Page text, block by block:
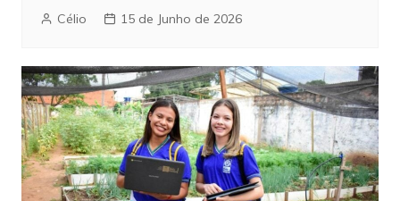
Célio 15 de Junho de 2026